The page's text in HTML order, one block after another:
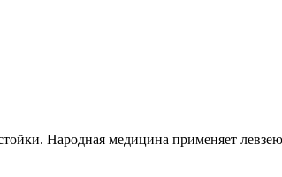
Народная медицина применяет